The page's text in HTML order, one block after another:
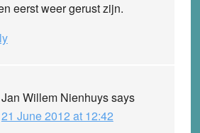
eerst weer gerust zijn.
Jan Willem Nienhuyssays
21 June 2012 at 12:42